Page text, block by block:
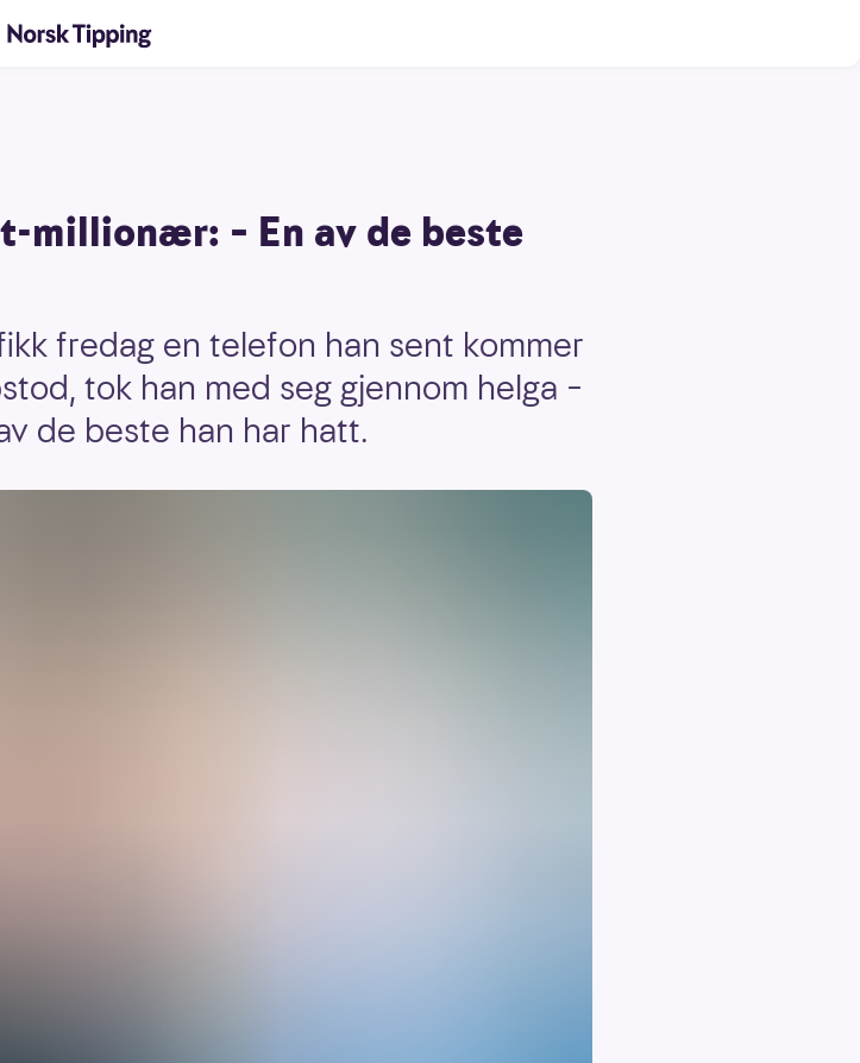
millionær: – En av de beste
fredag en telefon han sent kommer
tok han med seg gjennom helga –
de beste han har hatt.